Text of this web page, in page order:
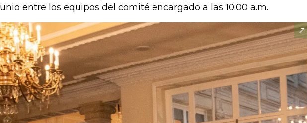
entre los equipos del comité encargado a las 10:00 a.m.